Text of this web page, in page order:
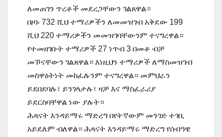
ለመጠገን ጥረቶች መደረጋቸውን ገልጸዋል።
በዞኑ 732 ሺህ ተማሪዎችን ለመመዝገብ አቅደው 199
ሺህ 220 ተማሪዎችን መመዝገባቸውንም ተናግረዋል።
የተመዘገቡት ተማሪዎች 27 ነጥብ 3 በመቶ ብቻ
መኾናቸውን ገልጸዋል። እነዚህን ተማሪዎች ለማስመዝገብ
መስዋዕትነት መከፈሉንም ተናግረዋል። መምህራን
ይደበደባሉ፣ ይንገላታሉ፣ ዛቻ እና ማስፈራሪያ
ይደርስባቸዋል ነው ያሉት።
ሕጻናት እንዳይማሩ ማድረግ በየትኛውም መንገድ ተገቢ
አይደለም ብለዋል። ሕጻናት እንዳይማሩ ማድረግ የሰብዓዊ